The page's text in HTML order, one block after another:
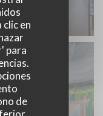
en
para
de